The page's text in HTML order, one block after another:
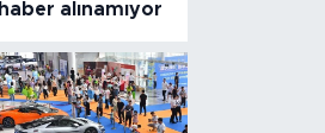
haber alınamıyor